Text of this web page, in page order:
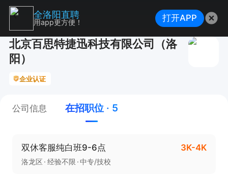
北京百思特捷迅科技有限公司（洛
阳）
企业认证
公司信息 在招职位 · 5
双休客服纯白班9-6点 3K-4K
洛龙区 经验不限 中专/技校
全洛阳直聘
用app更方便！ 打开APP